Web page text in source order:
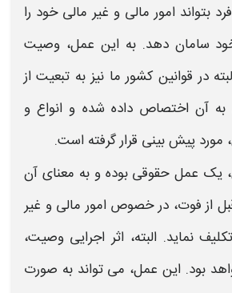
بتواند امور مالی و غیر مالی خود را
سامان دهد. به این عمل، وصیت
در قوانین کشور ما نیز به تبعیت از
به آن اختصاص داده شده و انواع و
، مورد پیش بینی قرار گرفته است.
یک عمل حقوقی بوده و به معنای آن
از فوت، در خصوص امور مالی و غیر
نماید. البته، اثر اجرایی وصیت،
بود. این عمل، می تواند به صورت